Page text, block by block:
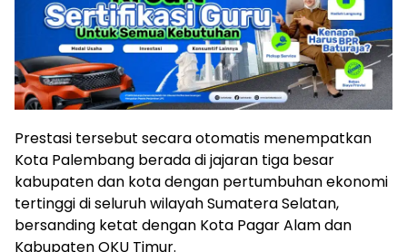
Prestasi tersebut secara otomatis menempatkan
Kota Palembang berada di jajaran tiga besar
kabupaten dan kota dengan pertumbuhan ekonomi
tertinggi di seluruh wilayah Sumatera Selatan,
bersanding ketat dengan Kota Pagar Alam dan
Kabupaten OKU Timur.